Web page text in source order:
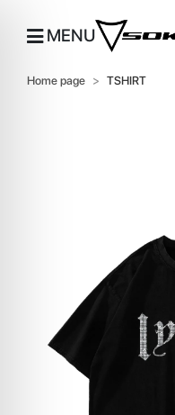
MENU
Home page TSHIRT